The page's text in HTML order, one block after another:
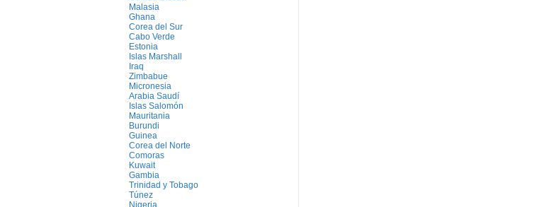
Malasia
Ghana
Corea del Sur
Cabo Verde
Estonia
Islas Marshall
Iraq
Zimbabue
Micronesia
Arabia Saudí
Islas Salomón
Mauritania
Burundi
Guinea
Corea del Norte
Comoras
Kuwait
Gambia
Trinidad y Tobago
Túnez
Nigeria